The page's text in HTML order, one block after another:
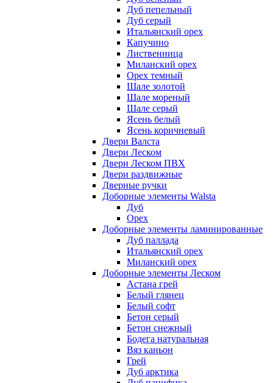
Дуб пепельный
Дуб серый
Итальянский орех
Капучино
Лиственница
Миланский орех
Орех темный
Шале золотой
Шале мореный
Шале серый
Ясень белый
Ясень коричневый
Двери Валста
Двери Леском
Двери Леском ПВХ
Двери раздвижные
Дверные ручки
Доборные элементы Walsta
Дуб
Орех
Доборные элементы ламинированные
Дуб паллада
Итальянский орех
Миланский орех
Доборные элементы Леском
Астана грей
Белый глянец
Белый софт
Бетон серый
Бетон снежный
Бодега натуральная
Вяз каньон
Грей
Дуб арктика